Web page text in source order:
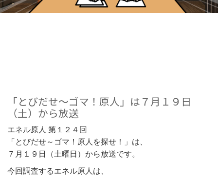
「とびだせ～ゴマ！原人」は７月１９日
（土）から放送
エネル原人 第１２４回
「とびだせ～ゴマ！原人を探せ！」は、
７月１９日（土曜日）から放送です。
今回調査するエネル原人は、